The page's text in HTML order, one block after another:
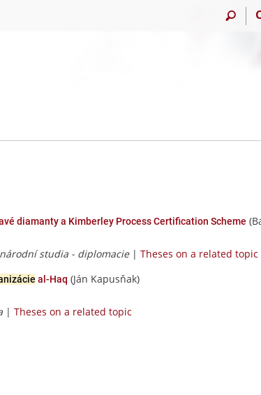
diamanty a Kimberley Process Certification Scheme
studia - diplomacie| Theses on a related topic
al-Haq (Ján Kapusňak)
| Theses on a related topic